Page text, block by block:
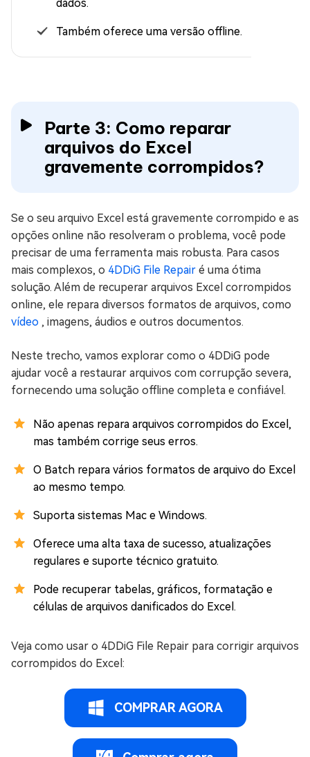
dados.
Também oferece uma versão offline.
Parte 3: Como reparar
arquivos do Excel
gravemente corrompidos?
Se o seu arquivo Excel está gravemente corrompido e as
opções online não resolveram o problema, você pode
precisar de uma ferramenta mais robusta. Para casos
mais complexos, o 4DDiG File Repair é uma ótima
solução. Além de recuperar arquivos Excel corrompidos
online, ele repara diversos formatos de arquivos, como
vídeo , imagens, áudios e outros documentos.
Neste trecho, vamos explorar como o 4DDiG pode
ajudar você a restaurar arquivos com corrupção severa,
fornecendo uma solução offline completa e confiável.
Não apenas repara arquivos corrompidos do Excel,
mas também corrige seus erros.
O Batch repara vários formatos de arquivo do Excel
ao mesmo tempo.
Suporta sistemas Mac e Windows.
Oferece uma alta taxa de sucesso, atualizações
regulares e suporte técnico gratuito.
Pode recuperar tabelas, gráficos, formatação e
células de arquivos danificados do Excel.
Veja como usar o 4DDiG File Repair para corrigir arquivos
corrompidos do Excel:
COMPRAR AGORA